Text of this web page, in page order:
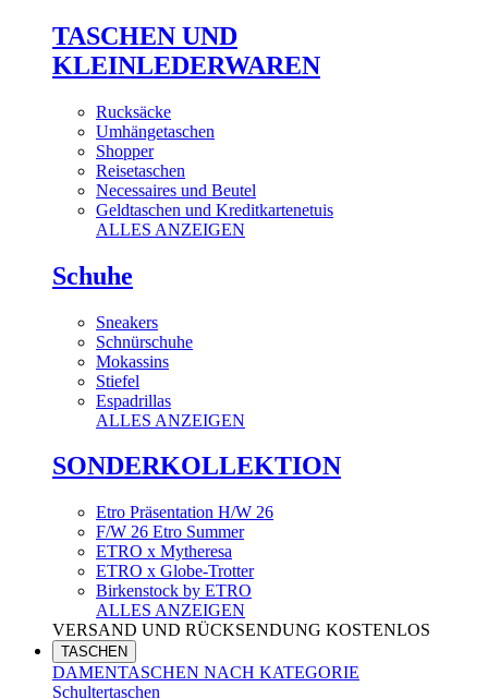
TASCHEN UND
KLEINLEDERWAREN
Rucksäcke
Umhängetaschen
Shopper
Reisetaschen
Necessaires und Beutel
Geldtaschen und Kreditkartenetuis
ALLES ANZEIGEN
Schuhe
Sneakers
Schnürschuhe
Mokassins
Stiefel
Espadrillas
ALLES ANZEIGEN
SONDERKOLLEKTION
Etro Präsentation H/W 26
F/W 26 Etro Summer
ETRO x Mytheresa
ETRO x Globe-Trotter
Birkenstock by ETRO
ALLES ANZEIGEN
VERSAND UND RÜCKSENDUNG KOSTENLOS
TASCHEN
DAMENTASCHEN NACH KATEGORIE
Schultertaschen